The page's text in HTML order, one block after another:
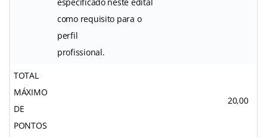
como requisito para o
perfil
profissional.
TOTAL
MÁXIMO
DE
PONTOS
20,00